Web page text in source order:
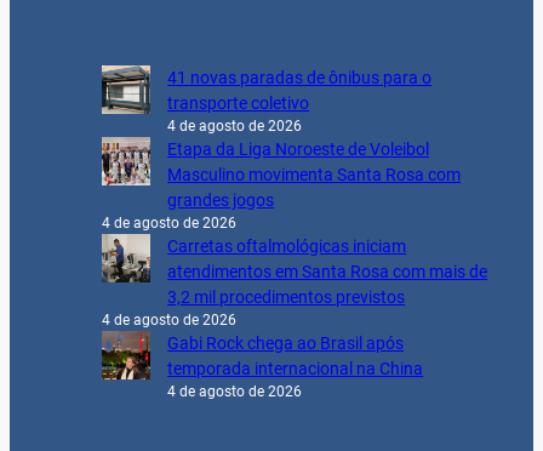
41 novas paradas de ônibus para o
transporte coletivo
4 de agosto de 2026
Etapa da Liga Noroeste de Voleibol
Masculino movimenta Santa Rosa com
grandes jogos
4 de agosto de 2026
Carretas oftalmológicas iniciam
atendimentos em Santa Rosa com mais de
3,2 mil procedimentos previstos
4 de agosto de 2026
Gabi Rock chega ao Brasil após
temporada internacional na China
4 de agosto de 2026